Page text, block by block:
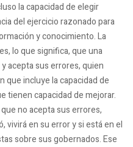
la capacidad de elegir
del ejercicio razonado para
y conocimiento. La
lo que significa, que una
acepta sus errores, quien
que incluye la capacidad de
tienen capacidad de mejorar.
no acepta sus errores,
vivirá en su error y si está en el
sobre sus gobernados. Ese